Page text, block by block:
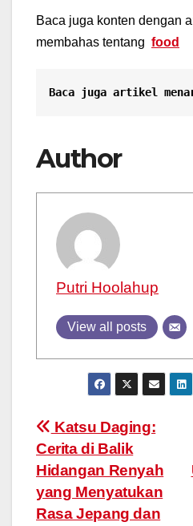
Baca juga konten dengan
membahas tentang food
Baca juga artikel
Author
Putri Hoolahup
View all posts
Post
navigation
Katsu Daging:
Cerita di Balik
Hidangan Renyah
yang Menyatukan
Rasa Jepang dan